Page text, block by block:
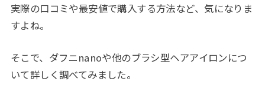
実際の口コミや最安値で購入する方法など、気になりま
すよね。
そこで、ダフニnanoや他のブラシ型ヘアアイロンにつ
いて詳しく調べてみました。